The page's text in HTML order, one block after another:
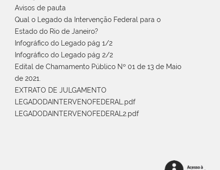
Avisos de pauta
Qual o Legado da Intervenção Federal para o
Estado do Rio de Janeiro?
Infográfico do Legado pág 1/2
Infográfico do Legado pág 2/2
Edital de Chamamento Público Nº 01 de 13 de Maio
de 2021.
EXTRATO DE JULGAMENTO
LEGADODAINTERVENOFEDERAL.pdf
LEGADODAINTERVENOFEDERAL2.pdf